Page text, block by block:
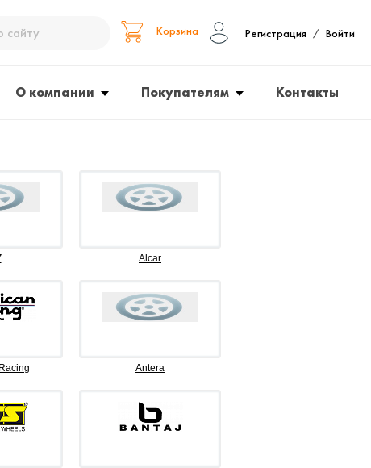
Корзина Регистрация / Войти
О компании Покупателям Контакты
Alcar
Antera